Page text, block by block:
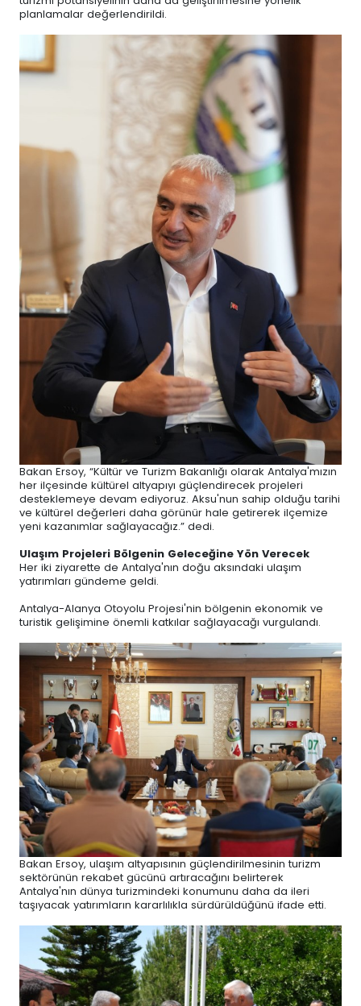
planlamalar değerlendirildi.
Bakan Ersoy, “Kültür ve Turizm Bakanlığı olarak Antalya'mızın
her ilçesinde kültürel altyapıyı güçlendirecek projeleri
desteklemeye devam ediyoruz. Aksu'nun sahip olduğu tarihi
ve kültürel değerleri daha görünür hale getirerek ilçemize
yeni kazanımlar sağlayacağız.” dedi.
Ulaşım Projeleri Bölgenin Geleceğine Yön Verecek
Her iki ziyarette de Antalya'nın doğu aksındaki ulaşım
yatırımları gündeme geldi.
Antalya-Alanya Otoyolu Projesi'nin bölgenin ekonomik ve
turistik gelişimine önemli katkılar sağlayacağı vurgulandı.
Bakan Ersoy, ulaşım altyapısının güçlendirilmesinin turizm
sektörünün rekabet gücünü artıracağını belirterek
Antalya'nın dünya turizmindeki konumunu daha da ileri
taşıyacak yatırımların kararlılıkla sürdürüldüğünü ifade etti.